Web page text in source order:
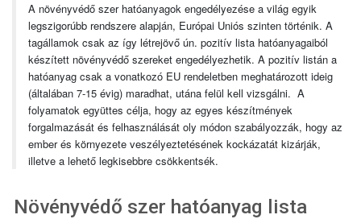
A növényvédő szer hatóanyagok engedélyezése a világ egyik
legszigorúbb rendszere alapján, Európai Uniós szinten történik. A
tagállamok csak az így létrejövő ún. pozitív lista hatóanyagaiból
készített növényvédő szereket engedélyezhetik. A pozitív listán a
hatóanyag csak a vonatkozó EU rendeletben meghatározott ideig
(általában 7-15 évig) maradhat, utána felül kell vizsgálni. A
folyamatok együttes célja, hogy az egyes készítmények
forgalmazását és felhasználását oly módon szabályozzák, hogy az
ember és környezete veszélyeztetésének kockázatát kizárják,
illetve a lehető legkisebbre csökkentsék.
Növényvédő szer hatóanyag lista